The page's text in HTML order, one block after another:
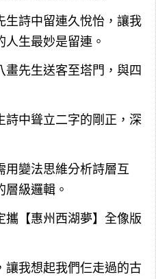
生詩中留連久悅怡，讓我
生最妙是留連。
畫先生送客至塔門，與四
詩中聳立二字的剛正，深
用變法思維分析詩層互
級邏輯。
攜【惠州西湖夢】全像版
讓我想起我們仨走過的古